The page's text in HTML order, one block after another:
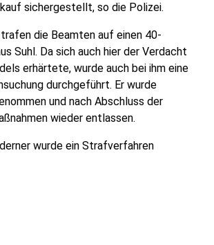
sichergestellt, so die Polizei.
die Beamten auf einen 40-
Suhl. Da sich auch hier der Verdacht
erhärtete, wurde auch bei ihm eine
durchgeführt. Er wurde
und nach Abschluss der
wieder entlassen.
wurde ein Strafverfahren